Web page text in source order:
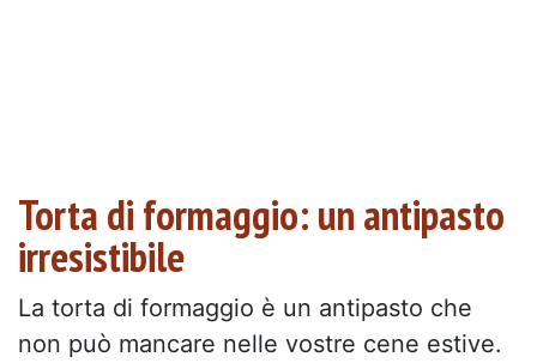
Torta di formaggio: un antipasto
irresistibile
La torta di formaggio è un antipasto che
non può mancare nelle vostre cene estive.